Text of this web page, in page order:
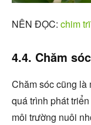
NÊN ĐỌC: chim
4.4. Chăm sóc
Chăm sóc cũng là
quá trình phát
môi trường nuôi